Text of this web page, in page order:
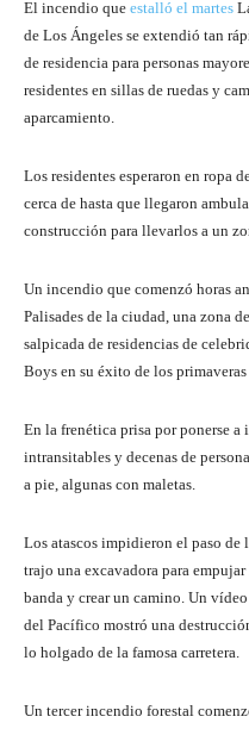
El incendio que estalló el martes
de Los Ángeles se extendió tan
de residencia para personas
residentes en sillas de ruedas y
aparcamiento.
Los residentes esperaron en ropa
cerca de hasta que llegaron
construcción para llevarlos a un
Un incendio que comenzó horas
Palisades de la ciudad, una zona
salpicada de residencias de
Boys en su éxito de los primaveras
En la frenética prisa por ponerse a
intransitables y decenas de
a pie, algunas con maletas.
Los atascos impidieron el paso de
trajo una excavadora para
banda y crear un camino. Un
del Pacífico mostró una
lo holgado de la famosa carretera.
Un tercer incendio forestal